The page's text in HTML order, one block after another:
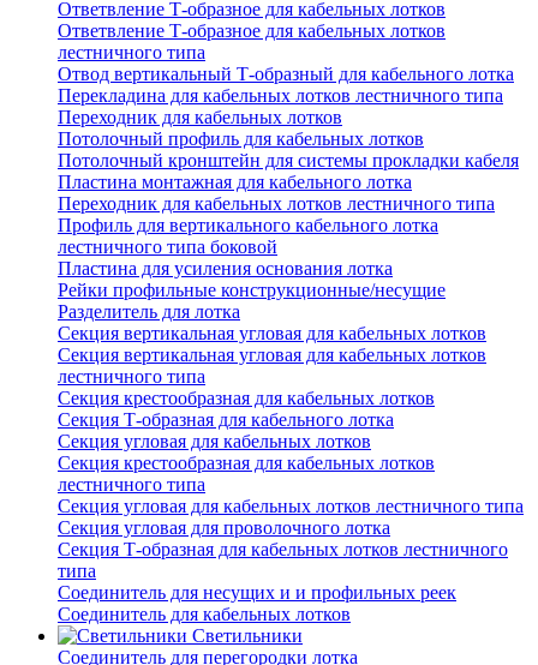
Ответвление Т-образное для кабельных лотков
Ответвление Т-образное для кабельных лотков
лестничного типа
Отвод вертикальный Т-образный для кабельного лотка
Перекладина для кабельных лотков лестничного типа
Переходник для кабельных лотков
Потолочный профиль для кабельных лотков
Потолочный кронштейн для системы прокладки кабеля
Пластина монтажная для кабельного лотка
Переходник для кабельных лотков лестничного типа
Профиль для вертикального кабельного лотка
лестничного типа боковой
Пластина для усиления основания лотка
Рейки профильные конструкционные/несущие
Разделитель для лотка
Секция вертикальная угловая для кабельных лотков
Секция вертикальная угловая для кабельных лотков
лестничного типа
Секция крестообразная для кабельных лотков
Секция Т-образная для кабельного лотка
Секция угловая для кабельных лотков
Секция крестообразная для кабельных лотков
лестничного типа
Секция угловая для кабельных лотков лестничного типа
Секция угловая для проволочного лотка
Секция Т-образная для кабельных лотков лестничного
типа
Соединитель для несущих и и профильных реек
Соединитель для кабельных лотков
Светильники
Соединитель для перегородки лотка